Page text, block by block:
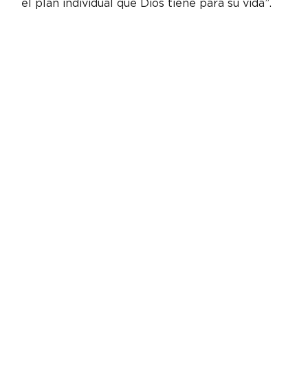
el plan individual que Dios tiene para su vida”.